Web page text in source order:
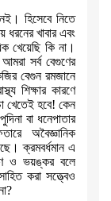
হিসেবে নিতে
খাবার এবং
খেয়েছি কি না।
সর্ব বেগুণের
বেগুন রমজানে
শিক্ষার কারণে
খেতেই হবে! কেন
বা ধনেপাতার
অবৈজ্ঞানিক
ক্রমবর্ধমান এ
ও ভয়ঙ্কর বলে
করা সত্ত্বেও
?